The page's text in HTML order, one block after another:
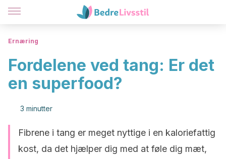
Ernæring
Fordelene ved tang: Er det
en superfood?
3 minutter
Fibrene i tang er meget nyttige i en kaloriefattig
kost, da det hjælper dig med at føle dig mæt,